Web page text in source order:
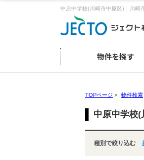
中原中学校(川崎市中原区)｜川崎
物件を探す
TOPページ > 物件検索
中原中学校
種別で絞り込む